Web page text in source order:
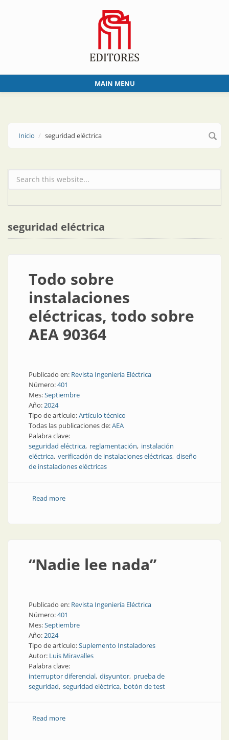
MAIN MENU
Inicio seguridad eléctrica
Formulario de búsqueda
seguridad eléctrica
Todo sobre
instalaciones
eléctricas, todo sobre
AEA 90364
Publicado en: Revista Ingeniería Eléctrica
Número:401
Mes:Septiembre
Año:2024
Tipo de artículo:Artículo técnico
Todas las publicaciones de:AEA
Palabra clave:
seguridad eléctrica reglamentación instalación
eléctrica verificación de instalaciones eléctricas diseño
de instalaciones eléctricas
Read moreabout Todo sobre instalaciones eléctricas, todo sobre
“Nadie lee nada”
Publicado en: Revista Ingeniería Eléctrica
Número:401
Mes:Septiembre
Año:2024
Tipo de artículo:Suplemento Instaladores
Autor: Luis Miravalles
Palabra clave:
interruptor diferencial disyuntor prueba de
seguridad seguridad eléctrica botón de test
Read moreabout “Nadie lee nada”